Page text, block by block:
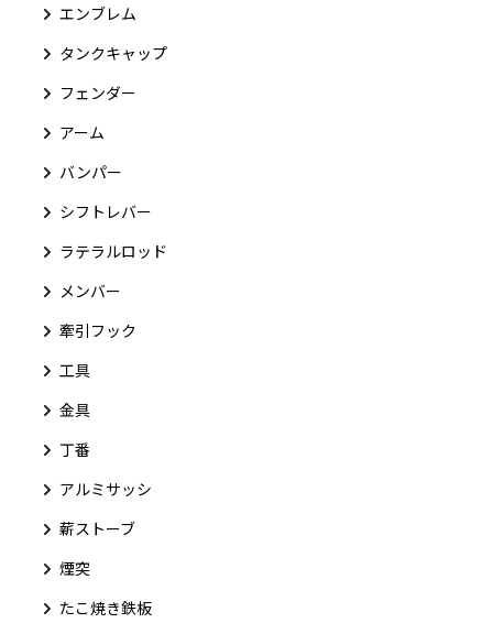
エンブレム
タンクキャップ
フェンダー
アーム
バンパー
シフトレバー
ラテラルロッド
メンバー
牽引フック
工具
金具
丁番
アルミサッシ
薪ストーブ
煙突
たこ焼き鉄板